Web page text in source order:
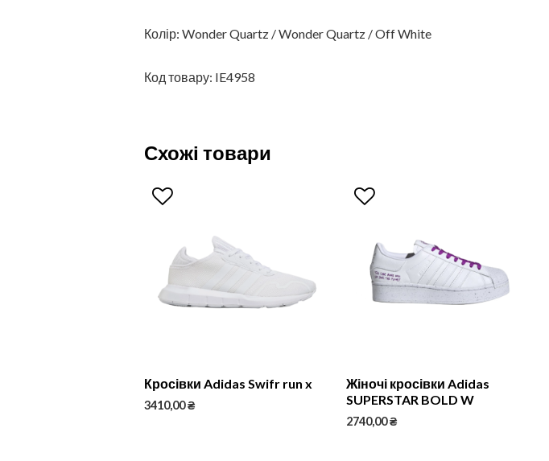
Колір: Wonder Quartz / Wonder Quartz / Off White
Код товару: IE4958
Схожі товари
Кросівки Adidas Swifr run x
3410,00₴
Жіночі кросівки Adidas
SUPERSTAR BOLD W
2740,00₴